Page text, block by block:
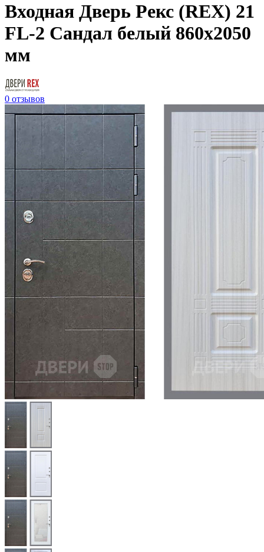
Входная Дверь Рекс (REX) 21
FL-2 Сандал белый 860x2050
мм
0 отзывов